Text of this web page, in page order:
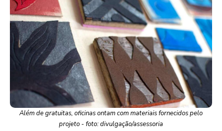
Além de gratuitas, oficinas ontam com materiais fornecidos pelo
projeto - foto: divulgação/assessoria